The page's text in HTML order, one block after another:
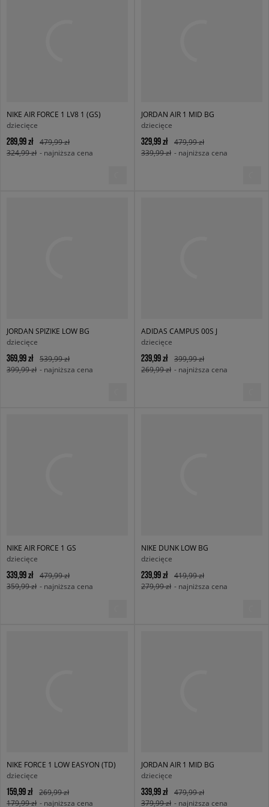
NIKE AIR FORCE 1 LV8 1 (GS)
dziecięce
289,99 zł
479,99 zł
324,99 zł - najniższa cena
JORDAN AIR 1 MID BG
dziecięce
329,99 zł
479,99 zł
339,99 zł - najniższa cena
JORDAN SPIZIKE LOW BG
dziecięce
369,99 zł
539,99 zł
399,99 zł - najniższa cena
ADIDAS CAMPUS 00S J
dziecięce
239,99 zł
399,99 zł
269,99 zł - najniższa cena
NIKE AIR FORCE 1 GS
dziecięce
339,99 zł
479,99 zł
359,99 zł - najniższa cena
NIKE DUNK LOW BG
dziecięce
239,99 zł
419,99 zł
279,99 zł - najniższa cena
NIKE FORCE 1 LOW EASYON (TD)
dziecięce
159,99 zł
269,99 zł
179,99 zł - najniższa cena
JORDAN AIR 1 MID BG
dziecięce
339,99 zł
479,99 zł
379,99 zł - najniższa cena